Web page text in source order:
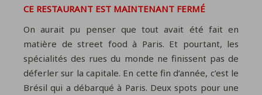
CE RESTAURANT EST MAINTENANT FERMÉ
On aurait pu penser que tout avait été fait en
matière de street food à Paris. Et pourtant, les
spécialités des rues du monde ne finissent pas de
déferler sur la capitale. En cette fin d’année, c’est le
Brésil qui a débarqué à Paris. Deux spots pour une